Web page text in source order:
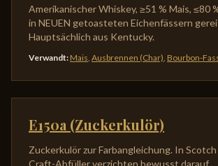
Amerikanischer Whiskey, ≥51 % Mais, ≤80
in NEUEN getoasteten Eichenfässern
Hauptsächlich aus Kentucky.
Verwandt: Mais, Ausbrennen (Char), Bourbon-
E150a (Zuckerkulör)
Zuckerkulör zur Farbangleichung. In
Craft-Abfüller verzichten bewusst darauf.